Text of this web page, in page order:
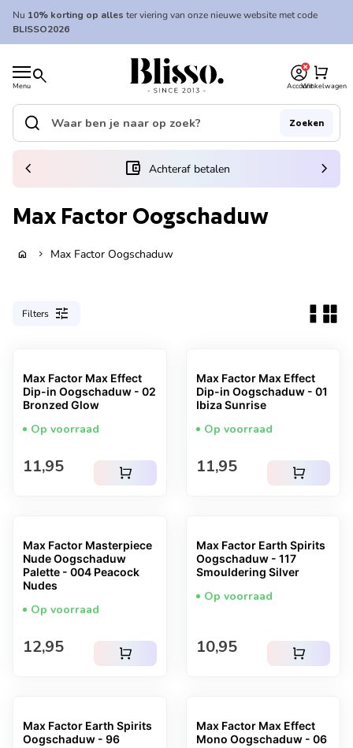
Overslaan naar inhoud
Nu 10% korting op alles ter viering van onze nieuwe website met code
BLISSO2026
Menu search
Home
AccountWinkelwagen
shopping_cart
Home
Zoek op"
search Zoeken
(link opent in nieuw tabblad/venster)
account_balance_wallet Achteraf betalen
chevron_left chevron_right
Max Factor Oogschaduw
home chevron_right Max Factor Oogschaduw
Filters tune
Max Factor Max Effect
Dip-in Oogschaduw - 02
Bronzed Glow
Op voorraad
Normale prijs
11,95 shopping_cart
Max Factor Max Effect
Dip-in Oogschaduw - 01
Ibiza Sunrise
Op voorraad
Normale prijs
11,95 shopping_cart
Max Factor Masterpiece
Nude Oogschaduw
Palette - 004 Peacock
Nudes
Op voorraad
Normale prijs
12,95 shopping_cart
Max Factor Earth Spirits
Oogschaduw - 117
Smouldering Silver
Op voorraad
Normale prijs
10,95 shopping_cart
Max Factor Earth Spirits
Oogschaduw - 96
Max Factor Max Effect
Mono Oogschaduw - 06